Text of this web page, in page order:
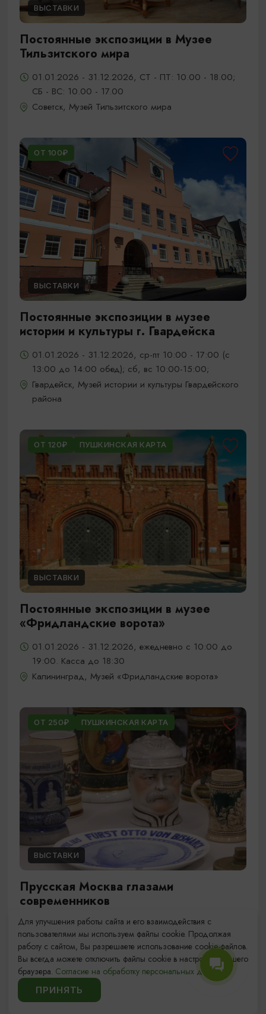
ВЫСТАВКИ
Постоянные экспозиции в Музее
Тильзитского мира
01.01.2026 - 31.12.2026, СТ - ПТ: 10.00 - 18.00;
СБ - ВС: 10.00 - 17.00
Советск, Музей Тильзитского мира
ОТ 100₽
ВЫСТАВКИ
Постоянные экспозиции в музее
истории и культуры г. Гвардейска
01.01.2026 - 31.12.2026, ср-пт 10:00 - 17:00 (с
13:00 до 14:00 обед); сб, вс 10:00-15:00;
Гвардейск, Музей истории и культуры Гвардейского
района
ОТ 120₽ ПУШКИНСКАЯ КАРТА
ВЫСТАВКИ
Постоянные экспозиции в музее
«Фридландские ворота»
01.01.2026 - 31.12.2026, ежедневно с 10:00 до
19:00. Касса до 18:30
Калининград, Музей «Фридландские ворота»
ОТ 250₽ ПУШКИНСКАЯ КАРТА
ВЫСТАВКИ
Прусская Москва глазами
современников
01.01.2026 - 31.12.2026, ежедневно с 10:00 до
18:00 (касса - до 17:00)
Калининград, ул. Клиническая, 21
1 ...
Для улучшения работы сайта и его взаимодействия с
пользователями мы используем файлы cookie. Продолжая
работу с сайтом, Вы разрешаете использование cookie-файлов.
Вы всегда можете отключить файлы cookie в настройках Вашего
браузера. Согласие на обработку персональных данных.
ПРИНЯТЬ